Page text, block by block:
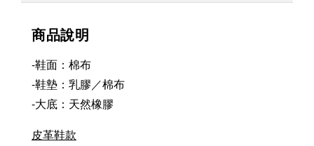
商品說明
-鞋面：棉布
-鞋墊：乳膠／棉布
-大底：天然橡膠
皮革鞋款